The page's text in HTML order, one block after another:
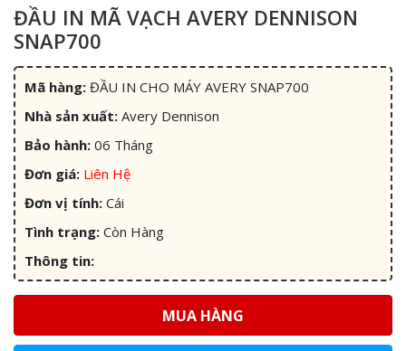
ĐẦU IN MÃ VẠCH AVERY DENNISON
SNAP700
Mã hàng: ĐẦU IN CHO MÁY AVERY SNAP700
Nhà sản xuất: Avery Dennison
Bảo hành: 06 Tháng
Đơn giá: Liên Hệ
Đơn vị tính: Cái
Tình trạng: Còn Hàng
Thông tin:
MUA HÀNG